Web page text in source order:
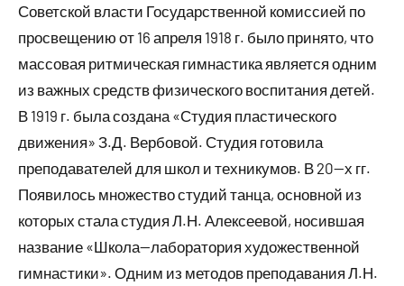
Советской власти Государственной комиссией по
просвещению от 16 апреля 1918 г. было принято, что
массовая ритмическая гимнастика является одним
из важных средств физического воспитания детей.
В 1919 г. была создана «Студия пластического
движения» З.Д. Вербовой. Студия готовила
преподавателей для школ и техникумов. В 20—х гг.
Появилось множество студий танца, основной из
которых стала студия Л.Н. Алексеевой, носившая
название «Школа—лаборатория художественной
гимнастики». Одним из методов преподавания Л.Н.